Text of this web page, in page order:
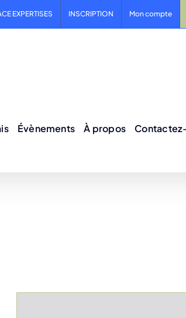
EXPERTISES INSCRIPTION Mon compte
Évènements À propos